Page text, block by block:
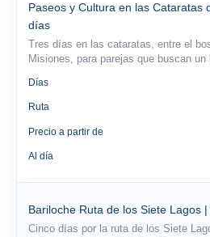
Paseos y Cultura en las Cataratas
días
Tres días en las cataratas, entre el
Misiones, para parejas que buscan
Días
Ruta
Precio a partir de
Al día
Bariloche Ruta de los Siete Lagos
Cinco días por la ruta de los Siete